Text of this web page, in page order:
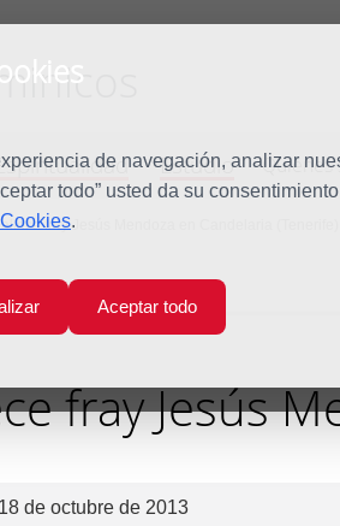
de navegación, analizar
todo” usted da su
.
Aceptar todo
Estudio Quiénes
fray Jesús Mendoza en Candelaria (Tenerife)
fray Jesús
18 de octubre de 2013